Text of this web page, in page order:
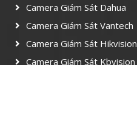
Camera Giám Sát Dahua
Camera Giám Sát Vantech
Camera Giám Sát Hikvision
Camera Giám Sát Kbvision